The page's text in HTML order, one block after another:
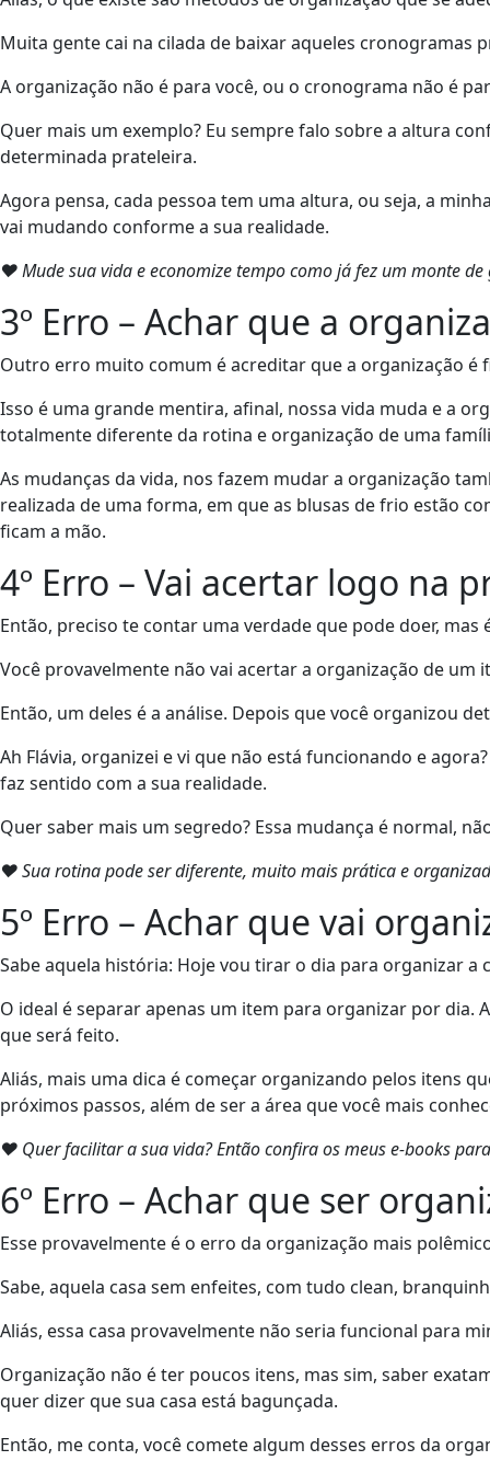
Muita gente cai na cilada de baixar aqueles cronogramas
A organização não é para você, ou o cronograma não é
Quer mais um exemplo? Eu sempre falo sobre a altura
determinada prateleira.
Agora pensa, cada pessoa tem uma altura, ou seja, a
vai mudando conforme a sua realidade.
❤ Mude sua vida e economize tempo como já fez um monte
3º Erro – Achar que a
Outro erro muito comum é acreditar que a organização é
Isso é uma grande mentira, afinal, nossa vida muda e a
totalmente diferente da rotina e organização de uma
As mudanças da vida, nos fazem mudar a organização
realizada de uma forma, em que as blusas de frio estão
ficam a mão.
4º Erro – Vai acertar logo na
Então, preciso te contar uma verdade que pode doer, mas
Você provavelmente não vai acertar a organização de
Então, um deles é a análise. Depois que você organizou
Ah Flávia, organizei e vi que não está funcionando e
faz sentido com a sua realidade.
Quer saber mais um segredo? Essa mudança é normal,
❤ Sua rotina pode ser diferente, muito mais prática e
5º Erro – Achar que vai
Sabe aquela história: Hoje vou tirar o dia para organizar a
O ideal é separar apenas um item para organizar por dia.
que será feito.
Aliás, mais uma dica é começar organizando pelos itens
próximos passos, além de ser a área que você mais
❤ Quer facilitar a sua vida? Então confira os meus e-books
6º Erro – Achar que ser
Esse provavelmente é o erro da organização mais
Sabe, aquela casa sem enfeites, com tudo clean,
Aliás, essa casa provavelmente não seria funcional para
Organização não é ter poucos itens, mas sim, saber
quer dizer que sua casa está bagunçada.
Então, me conta, você comete algum desses erros da